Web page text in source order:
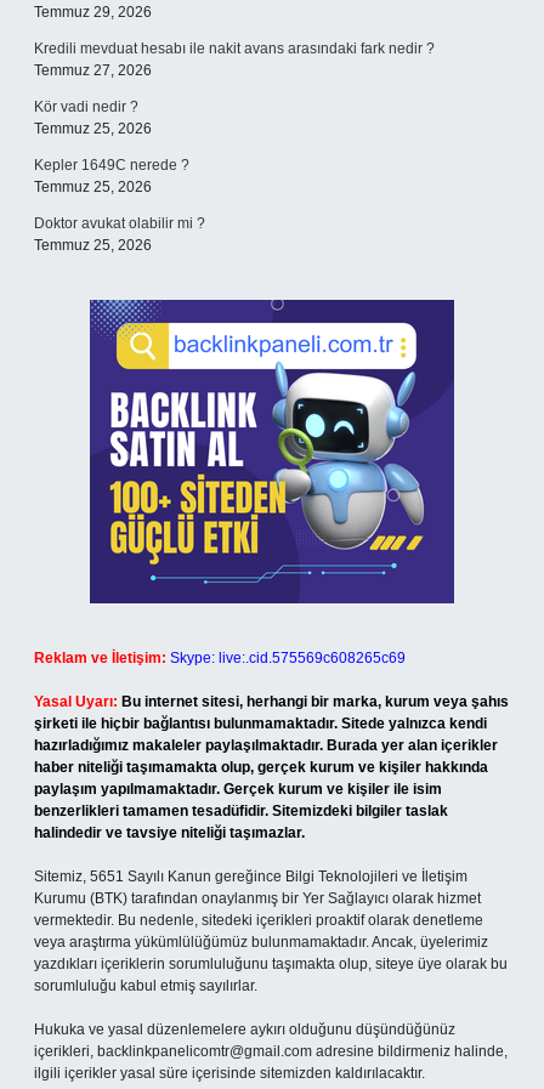
Temmuz 29, 2026
Kredili mevduat hesabı ile nakit avans arasındaki fark nedir ?
Temmuz 27, 2026
Kör vadi nedir ?
Temmuz 25, 2026
Kepler 1649C nerede ?
Temmuz 25, 2026
Doktor avukat olabilir mi ?
Temmuz 25, 2026
Reklam ve İletişim: Skype: live:.cid.575569c608265c69
Yasal Uyarı: Bu internet sitesi, herhangi bir marka, kurum veya şahıs
şirketi ile hiçbir bağlantısı bulunmamaktadır. Sitede yalnızca kendi
hazırladığımız makaleler paylaşılmaktadır. Burada yer alan içerikler
haber niteliği taşımamakta olup, gerçek kurum ve kişiler hakkında
paylaşım yapılmamaktadır. Gerçek kurum ve kişiler ile isim
benzerlikleri tamamen tesadüfidir. Sitemizdeki bilgiler taslak
halindedir ve tavsiye niteliği taşımazlar.
Sitemiz, 5651 Sayılı Kanun gereğince Bilgi Teknolojileri ve İletişim
Kurumu (BTK) tarafından onaylanmış bir Yer Sağlayıcı olarak hizmet
vermektedir. Bu nedenle, sitedeki içerikleri proaktif olarak denetleme
veya araştırma yükümlülüğümüz bulunmamaktadır. Ancak, üyelerimiz
yazdıkları içeriklerin sorumluluğunu taşımakta olup, siteye üye olarak bu
sorumluluğu kabul etmiş sayılırlar.
Hukuka ve yasal düzenlemelere aykırı olduğunu düşündüğünüz
içerikleri, backlinkpanelicomtr@gmail.com adresine bildirmeniz halinde,
ilgili içerikler yasal süre içerisinde sitemizden kaldırılacaktır.